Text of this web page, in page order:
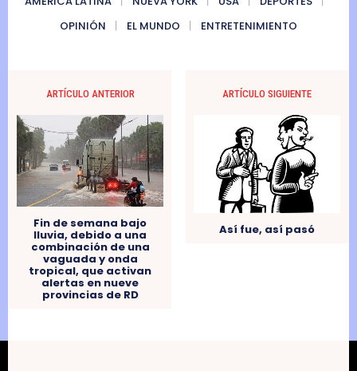
OPINIÓN
EL MUNDO ENTRETENIMIENTO
ARTÍCULO ANTERIOR
Fin de semana bajo
lluvia, debido a una
combinación de una
vaguada y onda
tropical, que activan
alertas en nueve
provincias de RD
ARTÍCULO SIGUIENTE
Así fue, así pasó